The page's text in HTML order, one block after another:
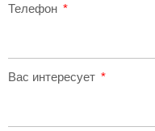
Телефон
Вас интересует